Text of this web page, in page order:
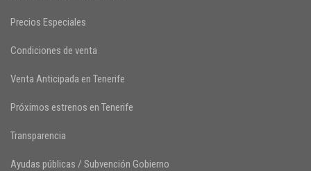
Precios Especiales
Condiciones de venta
Venta Anticipada en Tenerife
Próximos estrenos en Tenerife
Transparencia
Ayudas públicas / Subvención Gobierno